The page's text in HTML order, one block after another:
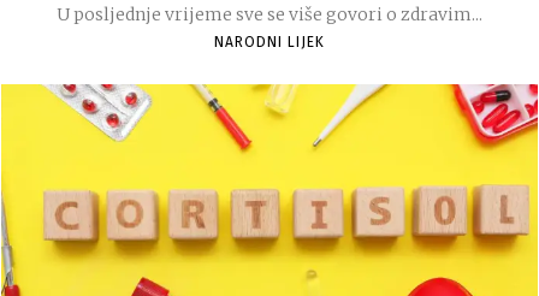
U posljednje vrijeme sve se više govori o zdravim...
NARODNI LIJEK